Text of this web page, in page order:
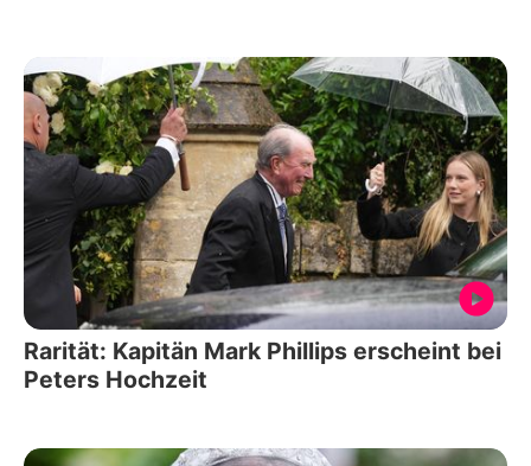
Rarität: Kapitän Mark Phillips erscheint bei
Peters Hochzeit